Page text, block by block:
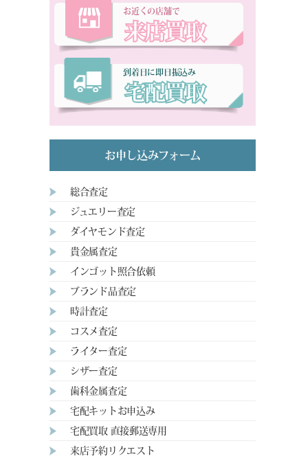
お近くの店舗で
来店買取
到着日に即日振込み
宅配買取
お申し込みフォーム
総合査定
ジュエリー査定
ダイヤモンド査定
貴金属査定
インゴット照合依頼
ブランド品査定
時計査定
コスメ査定
ライター査定
シザー査定
歯科金属査定
宅配キットお申込み
宅配買取 直接郵送専用
来店予約リクエスト